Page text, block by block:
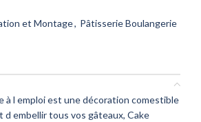
et Montage, Pâtisserie Boulangerie
à l emploi est une décoration comestible
d embellir tous vos gâteaux, Cake